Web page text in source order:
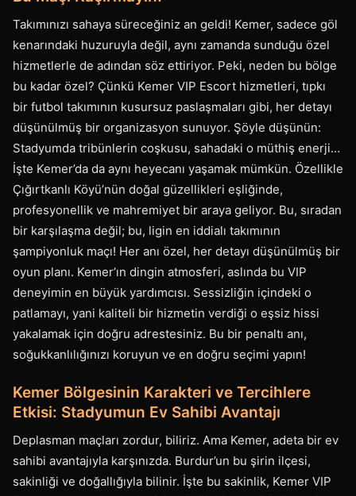
Takımınızı sahaya süreceğiniz an geldi! Kemer, sadece göl
kenarındaki huzuruyla değil, aynı zamanda sunduğu özel
hizmetlerle de adından söz ettiriyor. Peki, neden bu bölge
bu kadar özel? Çünkü Kemer VIP Escort hizmetleri, tıpkı
bir futbol takımının kusursuz paslaşmaları gibi, her detayı
düşünülmüş bir organizasyon sunuyor. Şöyle düşünün:
Stadyumda tribünlerin coşkusu, sahadaki o müthiş enerji…
İşte Kemer’da da aynı heyecanı yaşamak mümkün. Özellikle
Çığırtkanlı Köyü’nün doğal güzellikleri eşliğinde,
profesyonellik ve mahremiyet bir araya geliyor. Bu, sıradan
bir karşılaşma değil; bu, ligin en iddialı takımının
şampiyonluk maçı! Her anı özel, her detayı düşünülmüş bir
oyun planı. Kemer’ın dingin atmosferi, aslında bu VIP
deneyimin en büyük yardımcısı. Sessizliğin içindeki o
patlamayı, yani kaliteli bir hizmetin verdiği o eşsiz hissi
yakalamak için doğru adrestesiniz. Bu bir penaltı anı,
soğukkanlılığınızı koruyun ve en doğru seçimi yapın!
Kemer Bölgesinin Karakteri ve Tercihlere
Etkisi: Stadyumun Ev Sahibi Avantajı
Deplasman maçları zordur, biliriz. Ama Kemer, adeta bir ev
sahibi avantajıyla karşınızda. Burdur’un bu şirin ilçesi,
sakinliği ve doğallığıyla bilinir. İşte bu sakinlik, Kemer VIP